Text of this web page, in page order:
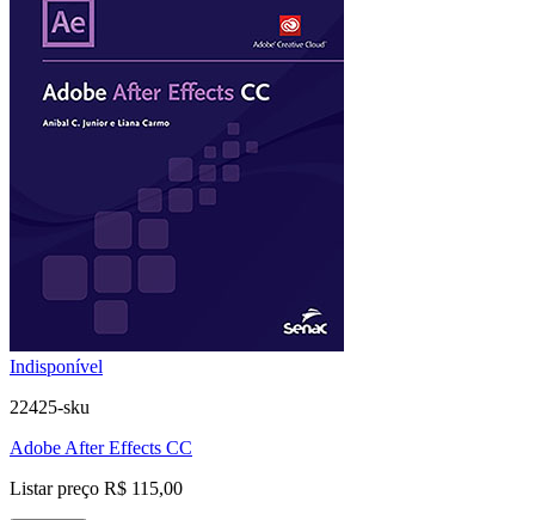
Indisponível
22425-sku
Adobe After Effects CC
Listar preço R$ 115,00